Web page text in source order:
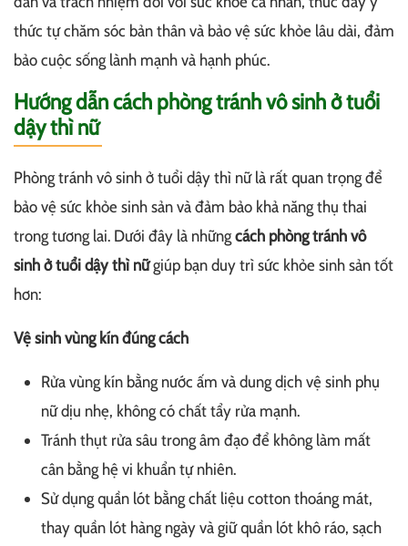
thức tự chăm sóc bản thân và bảo vệ sức khỏe lâu dài, đảm
bảo cuộc sống lành mạnh và hạnh phúc.
Hướng dẫn cách phòng tránh vô sinh ở tuổi
dậy thì nữ
Phòng tránh vô sinh ở tuổi dậy thì nữ là rất quan trọng để
bảo vệ sức khỏe sinh sản và đảm bảo khả năng thụ thai
trong tương lai. Dưới đây là nhữngcách phòng tránh vô
sinh ở tuổi dậy thì nữgiúp bạn duy trì sức khỏe sinh sản tốt
hơn:
Vệ sinh vùng kín đúng cách
Rửa vùng kín bằng nước ấm và dung dịch vệ sinh phụ
nữ dịu nhẹ, không có chất tẩy rửa mạnh.
Tránh thụt rửa sâu trong âm đạo để không làm mất
cân bằng hệ vi khuẩn tự nhiên.
Sử dụng quần lót bằng chất liệu cotton thoáng mát,
thay quần lót hàng ngày và giữ quần lót khô ráo, sạch